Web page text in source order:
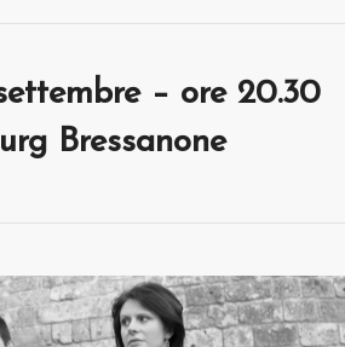
– ore 20.30
Bressanone